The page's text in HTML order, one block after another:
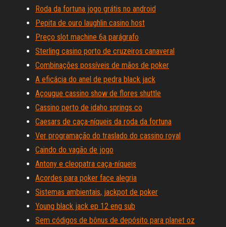
Roda da fortuna jogo grátis no android
Pepita de ouro laughlin casino host
Preço slot machine 6a parágrafo
Sterling casino porto de cruzeiros canaveral
Combinações possíveis de mãos de poker
A eficácia do anel de pedra black jack
Açougue cassino show de flores shuttle
Cassino perto de idaho springs co
Caesars de caça-níqueis da roda da fortuna
Ver programação do traslado do cassino royal
Caindo do vagão de jogo
Antony e cleopatra caça-níqueis
Acordes para poker face alegria
Sistemas ambientais, jackpot de poker
Young black jack ep 12 eng sub
Sem códigos de bônus de depósito para planet oz